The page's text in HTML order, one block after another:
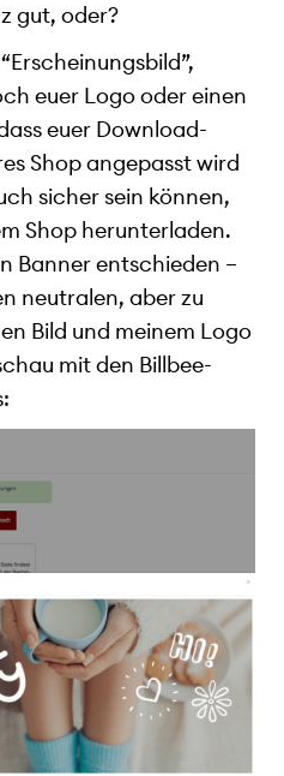
gut, oder?
euer Logo oder einen
euer Download-
Shop angepasst wird
sicher sein können,
Shop herunterladen.
Banner entschieden –
neutralen, aber zu
Bild und meinem Logo
mit den Billbee-